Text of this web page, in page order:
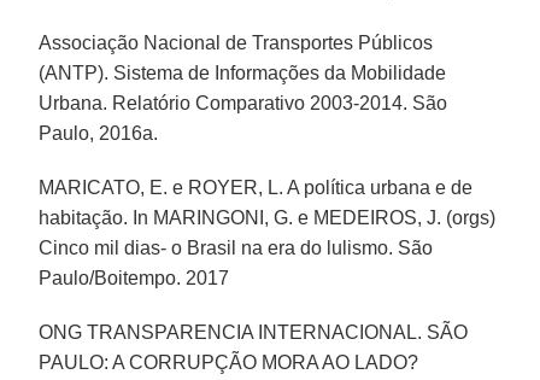
Associação Nacional de Transportes Públicos
(ANTP). Sistema de Informações da Mobilidade
Urbana. Relatório Comparativo 2003-2014. São
Paulo, 2016a.
MARICATO, E. e ROYER, L. A política urbana e de
habitação. In MARINGONI, G. e MEDEIROS, J. (orgs)
Cinco mil dias- o Brasil na era do lulismo. São
Paulo/Boitempo. 2017
ONG TRANSPARENCIA INTERNACIONAL. SÃO
PAULO: A CORRUPÇÃO MORA AO LADO?